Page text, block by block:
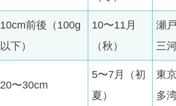
10cm前後（100g
以下）
10〜11月
（秋）
瀬
三
20〜30cm
5〜7月（初
夏）
東
多